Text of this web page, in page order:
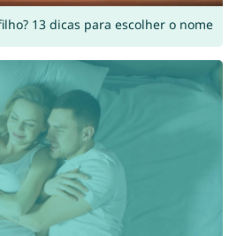
13 dicas para escolher o nome